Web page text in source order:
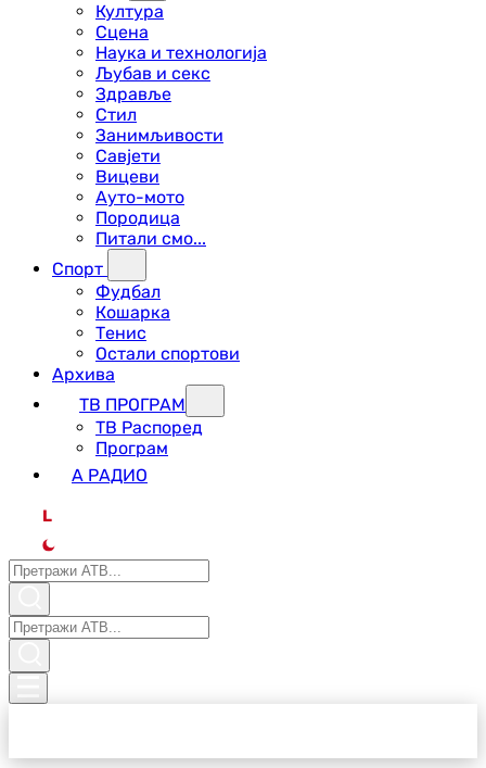
Култура
Сцена
Наука и технологија
Љубав и секс
Здравље
Стил
Занимљивости
Савјети
Вицеви
Ауто-мото
Породица
Питали смо...
Спорт
Фудбал
Кошарка
Тенис
Остали спортови
Архива
ТВ ПРОГРАМ
ТВ Распоред
Програм
А РАДИО
L